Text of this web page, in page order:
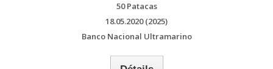
50 Patacas
18.05.2020 (2025)
Banco Nacional Ultramarino